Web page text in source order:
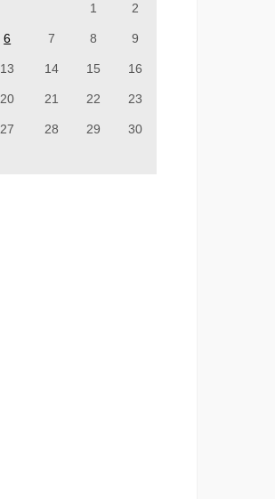
1 2
6 7 8 9
13 14 15 16
20 21 22 23
27 28 29 30